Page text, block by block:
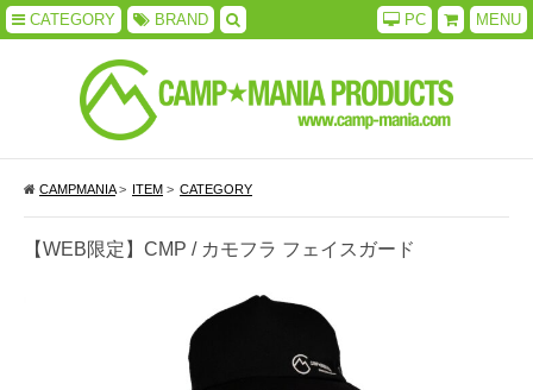
CATEGORY BRAND MENU
PC
CAMPMANIA> ITEM > CATEGORY
【WEB限定】CMP / カモフラ フェイスガード